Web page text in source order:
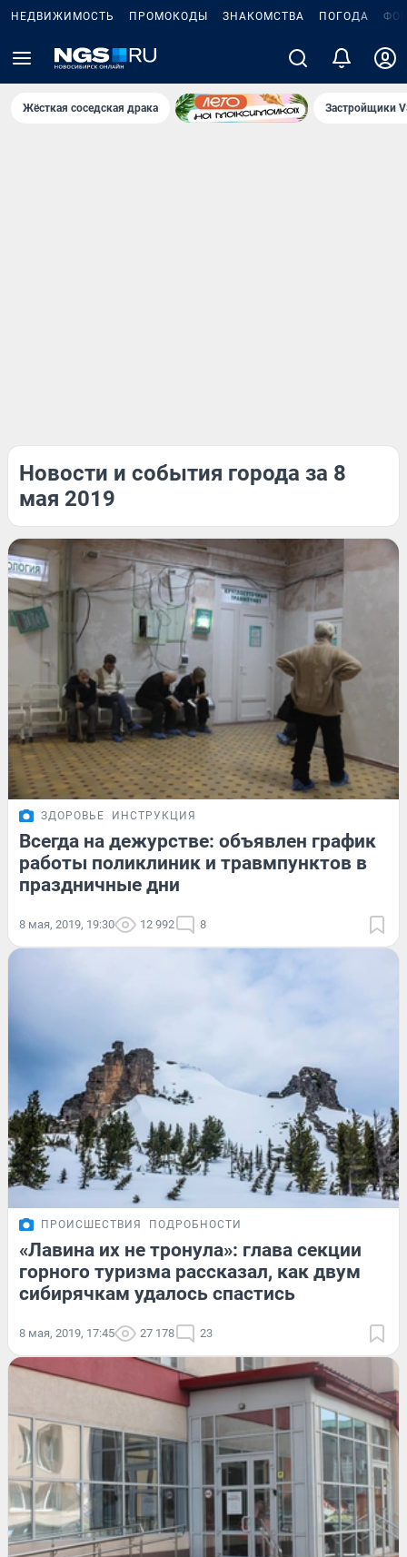
НЕДВИЖИМОСТЬ ПРОМОКОДЫ ЗНАКОМСТВА ПОГОДА
Жёсткая соседская драка Застройщики
Новости и события города за 8
мая 2019
ЗДОРОВЬЕ ИНСТРУКЦИЯ
Всегда на дежурстве: объявлен график
работы поликлиник и травмпунктов в
праздничные дни
8 мая, 2019, 19:30 12 992 8
ПРОИСШЕСТВИЯ ПОДРОБНОСТИ
«Лавина их не тронула»: глава секции
горного туризма рассказал, как двум
сибирячкам удалось спастись
8 мая, 2019, 17:45 27 178 23